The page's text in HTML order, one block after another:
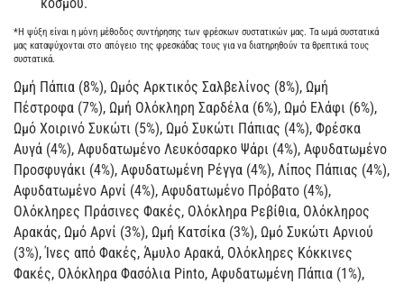
κόσμου.
*Η ψύξη είναι η μόνη μέθοδος συντήρησης των φρέσκων συστατικών μας. Τα ωμά συστατικά
μας καταψύχονται στο απόγειο της φρεσκάδας τους για να διατηρηθούν τα θρεπτικά τους
συστατικά.
Ωμή Πάπια (8%), Ωμός Αρκτικός Σαλβελίνος (8%), Ωμή
Πέστροφα (7%), Ωμή Ολόκληρη Σαρδέλα (6%), Ωμό Ελάφι (6%),
Ωμό Χοιρινό Συκώτι (5%), Ωμό Συκώτι Πάπιας (4%), Φρέσκα
Αυγά (4%), Αφυδατωμένο Λευκόσαρκο Ψάρι (4%), Αφυδατωμένο
Προσφυγάκι (4%), Αφυδατωμένη Ρέγγα (4%), Λίπος Πάπιας (4%),
Αφυδατωμένο Αρνί (4%), Αφυδατωμένο Πρόβατο (4%),
Ολόκληρες Πράσινες Φακές, Ολόκληρα Ρεβίθια, Ολόκληρος
Αρακάς, Ωμό Αρνί (3%), Ωμή Κατσίκα (3%), Ωμό Συκώτι Αρνιού
(3%), Ίνες από Φακές, Άμυλο Αρακά, Ολόκληρες Κόκκινες
Φακές, Ολόκληρα Φασόλια Pinto, Αφυδατωμένη Πάπια (1%),